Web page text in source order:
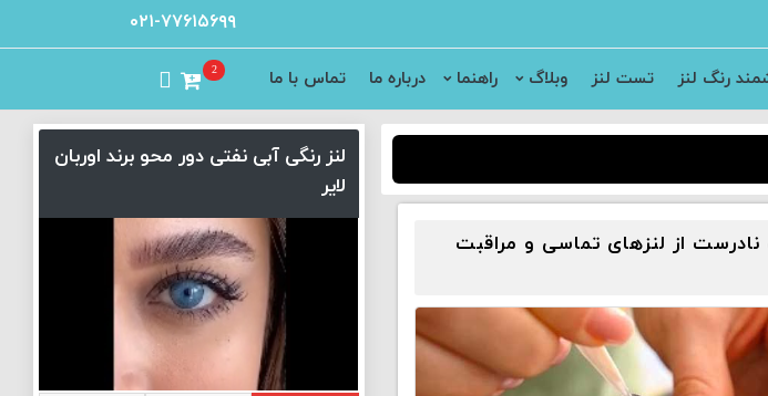
۰۲۱-۷۷۶۱۵۶۹۹
رنگ لنز تست لنز وبلاگ راهنما درباره ما تماس با ما 2
از لنزهای تماسی و مراقبت
لنز رنگی آبی نفتی دور محو برند اوربان
لایر